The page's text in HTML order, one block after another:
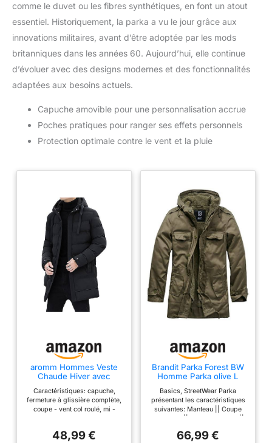
comme le duvet ou les fibres synthétiques, en font un atout
essentiel. Historiquement, la parka a vu le jour grâce aux
innovations militaires, avant d’être adoptée par les mods
britanniques dans les années 60. Aujourd’hui, elle continue
d’évoluer avec des designs modernes et des fonctionnalités
adaptées aux besoins actuels.
Capuche amovible pour une personnalisation accrue
Poches pratiques pour ranger ses effets personnels
Protection optimale contre le vent et la pluie
aromm Hommes Veste
Chaude Hiver avec
Moyenne Quilting
Remplissage Puffer
Manteau Noir, M
Caractéristiques: capuche,
fermeture à glissière complète,
coupe - vent col roulé, mi -
couleurs classiques - noir, gris,
48,99 €
Brandit Parka Forest BW
Homme Parka olive L
Coton
Basics, StreetWear Parka
présentant les caractéristiques
suivantes: Manteau || Coupe
classique || Couleur intense ||
Coupe classique Découvrez
66,99 €